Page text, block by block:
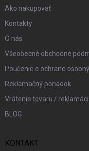
Ako nakupovať
Kontakty
O nás
Všeobecné obchodné
Poučenie o ochrane
Reklamačný poriadok
Vrátenie tovaru /
BLOG
KONTAKT